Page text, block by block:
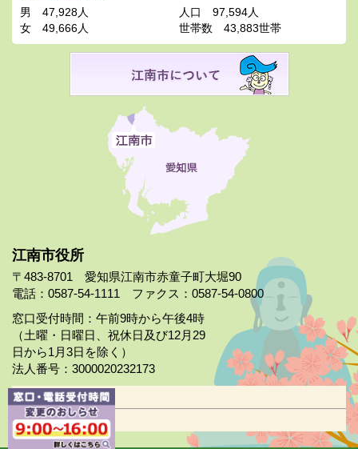
江南市役所
〒483-8701 愛知県江南市赤童子町大堀90
電話：0587-54-1111 ファクス：0587-54-0800
窓口受付時間：午前9時から午後4時
（土曜・日曜日、祝休日及び12月29
日から1月3日を除く）
法人番号：3000020232173
市役所案内
日曜市役所
男
47,928人
女
49,666人
人口
97,594人
世帯数
43,883世帯